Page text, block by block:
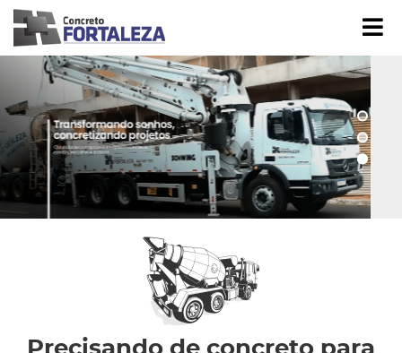
Ocultar Submenu